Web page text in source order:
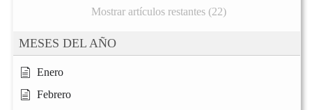
Mostrar artículos restantes (22)
MESES DEL AÑO
Enero
Febrero